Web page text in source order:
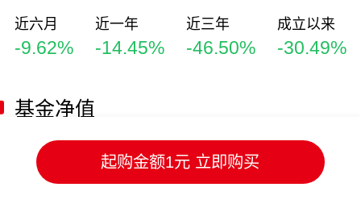
近六月
-9.62%
近一年
-14.45%
近三年
-46.50%
成立以来
-30.49%
基金净值
净值日期 日涨跌幅
2024-09-25 1.52%
起购金额1元 立即购买